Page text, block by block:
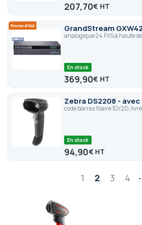
207,70€
GrandStream
analogique 24 FXS à haute
En stock
369,90€
Zebra DS2208 - avec
code barres filaire 1D/2D,
En stock
94,90€
1 2 3 4 -